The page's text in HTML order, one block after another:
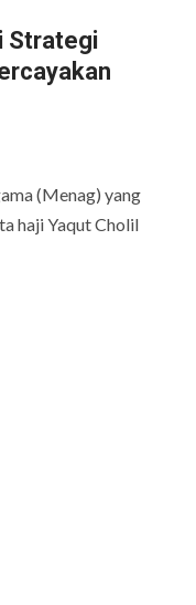
Strategi
(Menag) yang
haji Yaqut Cholil